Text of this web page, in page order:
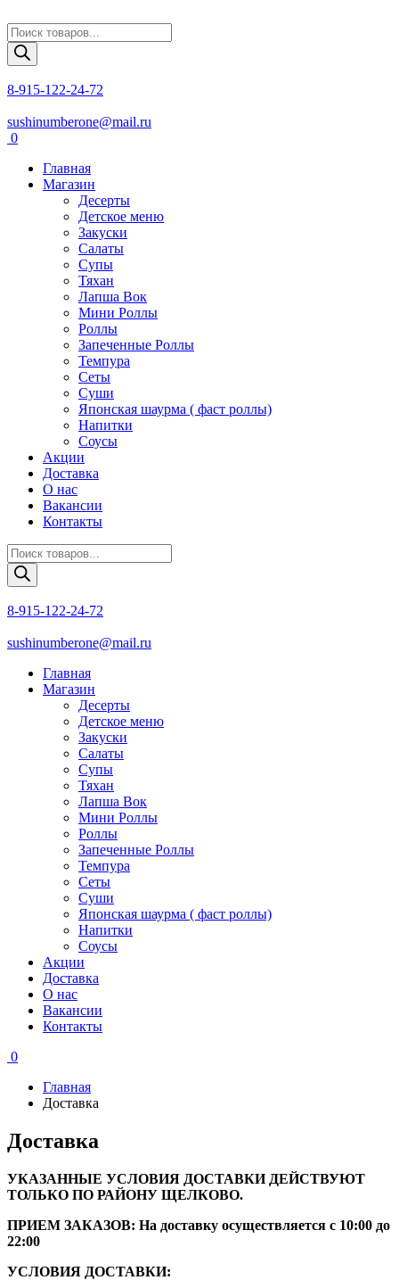
Поиск
товаров
8-915-122-24-72
sushinumberone@mail.ru
0
Главная
Магазин
Десерты
Детское меню
Закуски
Салаты
Супы
Тяхан
Лапша Вок
Мини Роллы
Роллы
Запеченные Роллы
Темпура
Сеты
Суши
Японская шаурма ( фаст роллы)
Напитки
Соусы
Акции
Доставка
О нас
Вакансии
Контакты
Поиск
товаров
8-915-122-24-72
sushinumberone@mail.ru
Главная
Магазин
Десерты
Детское меню
Закуски
Салаты
Супы
Тяхан
Лапша Вок
Мини Роллы
Роллы
Запеченные Роллы
Темпура
Сеты
Суши
Японская шаурма ( фаст роллы)
Напитки
Соусы
Акции
Доставка
О нас
Вакансии
Контакты
0
Главная
Доставка
Доставка
УКАЗАННЫЕ УСЛОВИЯ ДОСТАВКИ ДЕЙСТВУЮТ
ТОЛЬКО ПО РАЙОНУ ЩЕЛКОВО.
ПРИЕМ ЗАКАЗОВ: На доставку осуществляется с 10:00 до
22:00
УСЛОВИЯ ДОСТАВКИ: